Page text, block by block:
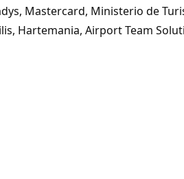
Mastercard, Ministerio de
Hartemania, Airport Team